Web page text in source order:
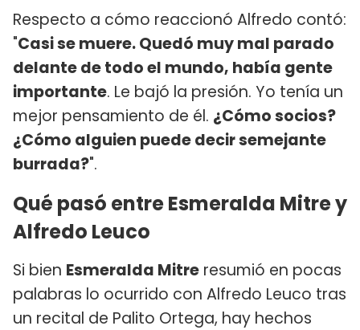
Respecto a cómo reaccionó Alfredo contó:
"Casi se muere. Quedó muy mal parado
delante de todo el mundo, había gente
importante. Le bajó la presión. Yo tenía un
mejor pensamiento de él. ¿Cómo socios?
¿Cómo alguien puede decir semejante
burrada?".
Qué pasó entre Esmeralda Mitre y
Alfredo Leuco
Si bien Esmeralda Mitre resumió en pocas
palabras lo ocurrido con Alfredo Leuco tras
un recital de Palito Ortega, hay hechos